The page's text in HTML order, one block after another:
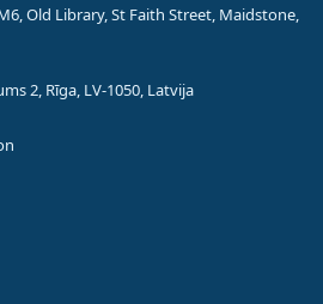
Old Library, St Faith Street, Maidstone,
2, Rīga, LV-1050, Latvija